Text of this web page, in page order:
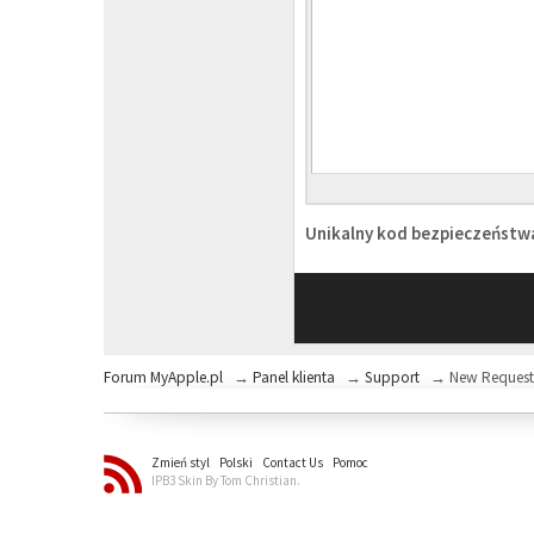
Unikalny kod
Forum MyApple.pl → Panel klienta → Support → New Request
Zmień styl Polski Contact Us
Pomoc
IPB3 Skin By Tom Christian.